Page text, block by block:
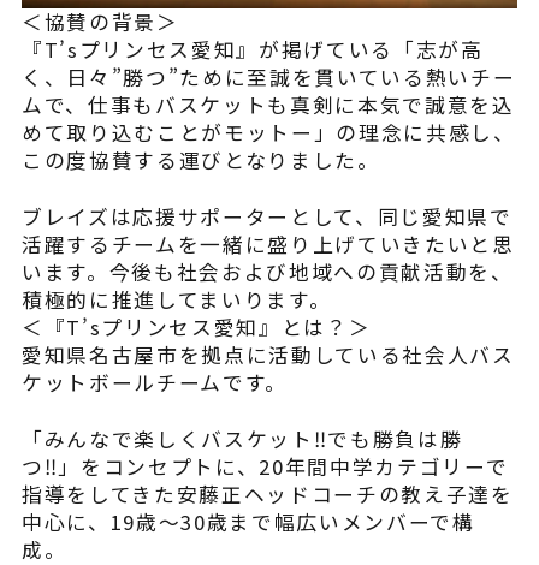
ニュース
よくある質問
＜協賛の背景＞
『T’sプリンセス愛知』が掲げている「志が高
く、日々”勝つ”ために至誠を貫いている熱いチー
ムで、仕事もバスケットも真剣に本気で誠意を込
めて取り込むことがモットー」の理念に共感し、
この度協賛する運びとなりました。
ブレイズは応援サポーターとして、同じ愛知県で
活躍するチームを一緒に盛り上げていきたいと思
います。今後も社会および地域への貢献活動を、
積極的に推進してまいります。
＜『T’sプリンセス愛知』とは？＞
愛知県名古屋市を拠点に活動している社会人バス
ケットボールチームです。
「みんなで楽しくバスケット‼でも勝負は勝
つ‼」をコンセプトに、20年間中学カテゴリーで
指導をしてきた安藤正ヘッドコーチの教え子達を
中心に、19歳～30歳まで幅広いメンバーで構
成。